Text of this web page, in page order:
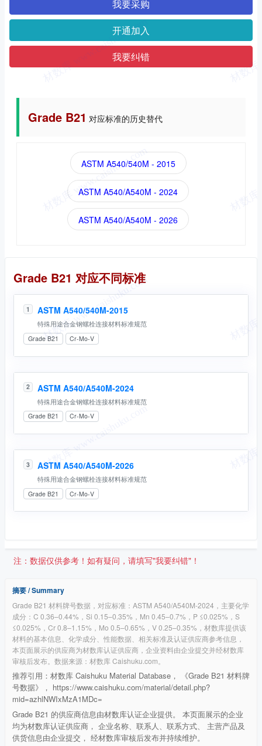
我要采购
开通加入
我要纠错
Grade B21 对应标准的历史替代
ASTM A540/540M - 2015
ASTM A540/A540M - 2024
ASTM A540/A540M - 2026
同名标准
Grade B21 对应不同标准
1 ASTM A540/540M-2015
特殊用途合金钢螺栓连接材料标准规范
Grade B21 Cr-Mo-V
2 ASTM A540/A540M-2024
特殊用途合金钢螺栓连接材料标准规范
Grade B21 Cr-Mo-V
3 ASTM A540/A540M-2026
特殊用途合金钢螺栓连接材料标准规范
Grade B21 Cr-Mo-V
注：数据仅供参考！如有疑问，请填写"我要纠错"！
摘要 / Summary
Grade B21 材料牌号数据，对应标准：ASTM A540/A540M-2024，主要化学
成分：C 0.36–0.44%，Si 0.15–0.35%，Mn 0.45–0.7%，P ≤0.025%，S
≤0.025%，Cr 0.8–1.15%，Mo 0.5–0.65%，V 0.25–0.35%，材数库提供该
材料的基本信息、化学成分、性能数据、相关标准及认证供应商参考信息，
本页面展示的供应商为材数库认证供应商，企业资料由企业提交并经材数库
审核后发布。数据来源：材数库 Caishuku.com。
推荐引用：材数库 Caishuku Material Database， 《Grade B21 材料牌
号数据》， https://www.caishuku.com/material/detail.php?
mid=azhlNWIxMzA1MDc=
Grade B21 的供应商信息由材数库认证企业提供。 本页面展示的企业
均为材数库认证供应商， 企业名称、联系人、联系方式、 主营产品及
供货信息由企业提交， 经材数库审核后发布并持续维护。